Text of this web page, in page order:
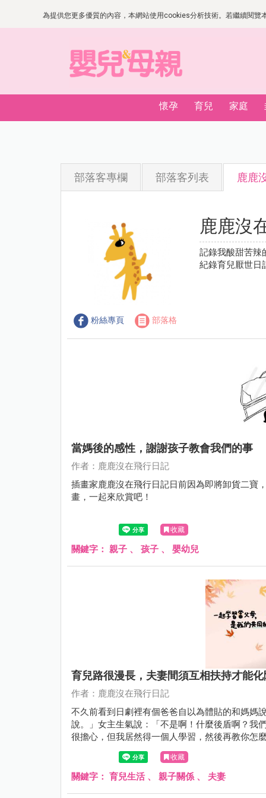
為提供您更多優質的內容，本網站使用cookies分析技術。若繼續閱
懷孕 育兒 家庭
部落客專欄 部落客列表 鹿鹿
粉絲專頁 部落格
鹿鹿沒
記錄我酸甜苦辣
紀錄育兒厭世日
當媽後的感性，謝謝孩子教會我們的事
作者：鹿鹿沒在飛行日記
插畫家鹿鹿沒在飛行日記日前因為即將卸貨二寶
畫，一起來欣賞吧！
收藏
關鍵字： 親子 、 孩子 、 嬰幼兒
育兒路很漫長，夫妻間須互相扶持才能
作者：鹿鹿沒在飛行日記
不久前看到日劇裡有個爸爸自以為體貼的和媽媽
說。」女主生氣說：「不是啊！什麼後盾啊？我
很擔心，但我居然得一個人學習，然後再教你怎
妻，不應該是這樣嗎？」說的真好啊！什麼後盾
收藏
關鍵字： 育兒生活、 親子關係 、 夫妻